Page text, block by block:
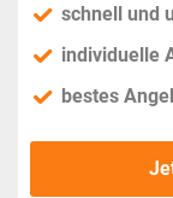
schnell und
individuelle
bestes